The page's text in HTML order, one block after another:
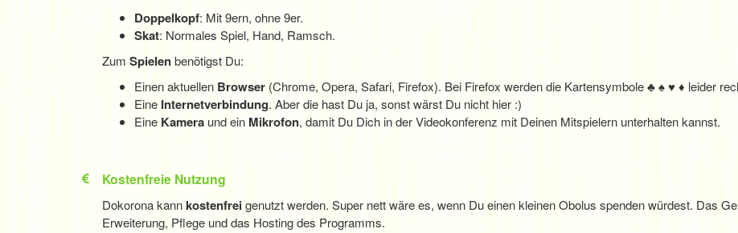
Doppelkopf: Mit 9ern, ohne 9er.
Skat: Normales Spiel, Hand, Ramsch.
Zum Spielenbenötigst Du:
Einen aktuellen Browser (Chrome, Opera, Safari, Firefox). Bei Firefox werden die Kartensymbole ♣ ♠ ♥ ♦ leider
Eine Internetverbindung. Aber die hast Du ja, sonst wärst Du nicht hier :)
Eine Kamera und ein Mikrofon, damit Du Dich in der Videokonferenz mit Deinen Mitspielern unterhalten kannst.
Kostenfreie Nutzung
Dokorona kannkostenfreigenutzt werden. Super nett wäre es, wenn Du einen kleinen Obolus spenden würdest. Das
Erweiterung, Pflege und das Hosting des Programms.